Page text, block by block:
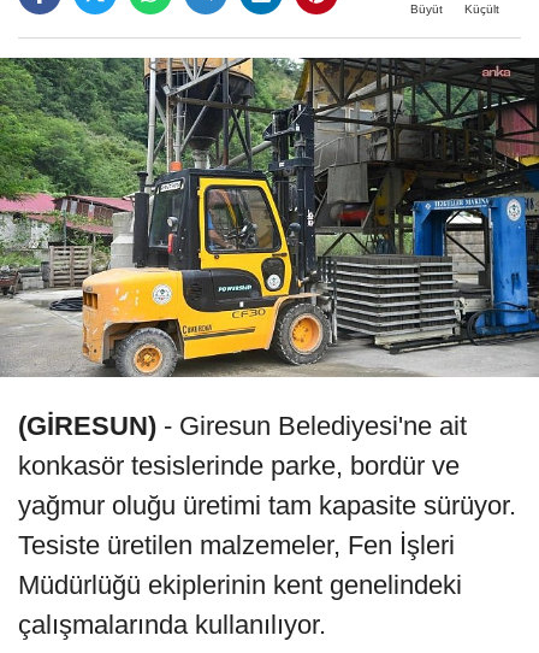
Büyüt Küçült
(GİRESUN) - Giresun Belediyesi'ne ait
konkasör tesislerinde parke, bordür ve
yağmur oluğu üretimi tam kapasite sürüyor.
Tesiste üretilen malzemeler, Fen İşleri
Müdürlüğü ekiplerinin kent genelindeki
çalışmalarında kullanılıyor.